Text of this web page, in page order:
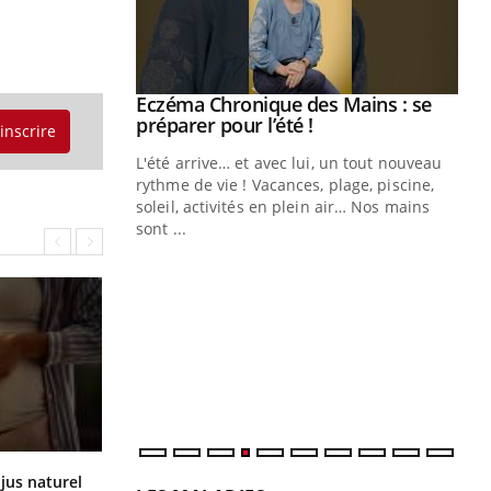
jus naturel
Youtube
Eczéma Chronique des Mains : se
préparer pour l’été !Youtube
L'été arrive… et avec lui, un tout nouveau
rythme de vie ! Vacances, plage, piscine,
soleil, activités en plein air… Nos mains
sont ...
Youtube
Diabète & Ramadan 2026Youtube
Le Ramadan approche, et, pour de
nombreuses personnes atteintes de
diabète, c'est une période de questions, de
défis, mais ...